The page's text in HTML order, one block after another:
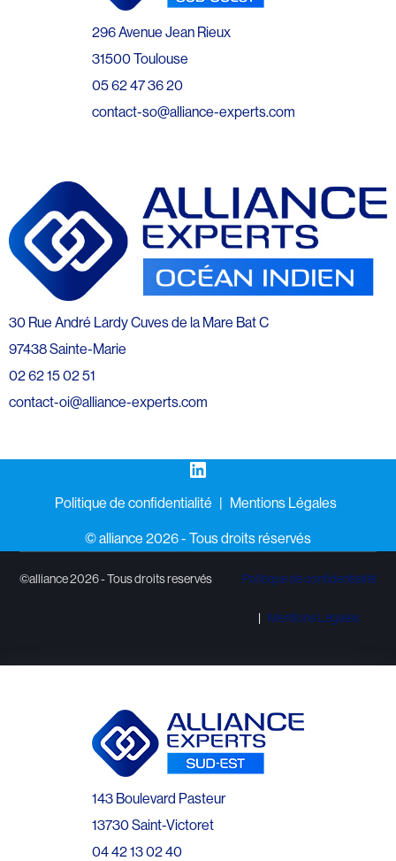
296 Avenue Jean Rieux
31500 Toulouse
05 62 47 36 20
contact-so@alliance-experts.com
30 Rue André Lardy Cuves de la Mare Bat C
97438 Sainte-Marie
02 62 15 02 51
contact-oi@alliance-experts.com
LinkedIn
Politique de confidentialité
Mentions Légales
©️ alliance 2026 - Tous droits réservés
©alliance 2026 - Tous droits reservés Politique de confidentialité
Mentions Légales
143 Boulevard Pasteur
13730 Saint-Victoret
04 42 13 02 40